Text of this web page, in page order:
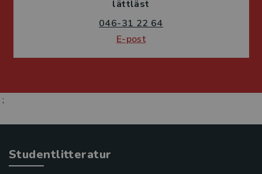
lättläst
046-31 22 64
E-post
;
Studentlitteratur